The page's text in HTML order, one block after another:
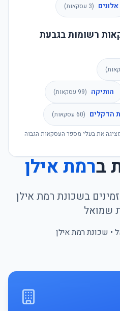
אלונים (
3 עסקאות)
רשומות בגבעת
הותיקה (
99 עסקאות)
הדקלים (
60 עסקאות)
את בעלי מספר העסקאות הגבוה
ברמת אילן
בשכונת רמת אילן
שמואל
• שכונתרמת אילן